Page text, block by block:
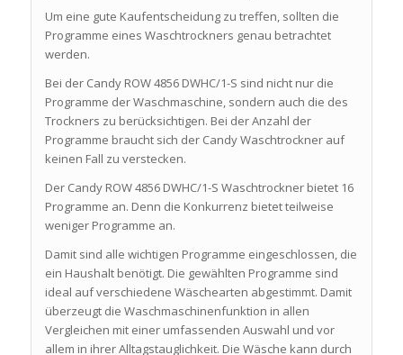
Um eine gute Kaufentscheidung zu treffen, sollten die
Programme eines Waschtrockners genau betrachtet
werden.
Bei der Candy ROW 4856 DWHC/1-S sind nicht nur die
Programme der Waschmaschine, sondern auch die des
Trockners zu berücksichtigen. Bei der Anzahl der
Programme braucht sich der Candy Waschtrockner auf
keinen Fall zu verstecken.
Der Candy ROW 4856 DWHC/1-S Waschtrockner bietet 16
Programme an. Denn die Konkurrenz bietet teilweise
weniger Programme an.
Damit sind alle wichtigen Programme eingeschlossen, die
ein Haushalt benötigt. Die gewählten Programme sind
ideal auf verschiedene Wäschearten abgestimmt. Damit
überzeugt die Waschmaschinenfunktion in allen
Vergleichen mit einer umfassenden Auswahl und vor
allem in ihrer Alltagstauglichkeit. Die Wäsche kann durch